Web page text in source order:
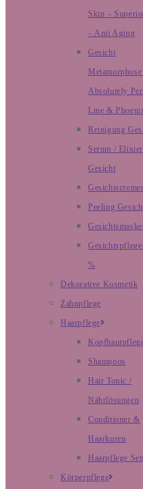
Skin –
– Anti Aging
Gesicht
Absolutely
Line &
Reinigung
Serum / Elixier
Gesicht
Gesichtscremes
Peeling
%
Dekorative Kosmetik
Zahnpflege
Haarpflege
Shampoos
Hair Tonic /
Nährlösungen
Conditioner &
Haarkuren
Haarpflege
Körperpflege